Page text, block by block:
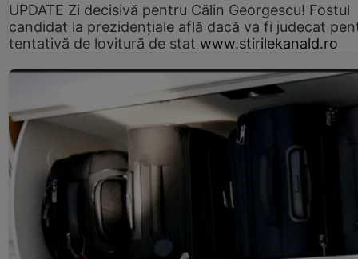
UPDATE Zi decisivă pentru Călin Georgescu! Fostul
candidat la prezidențiale află dacă va fi judecat
tentativă de lovitură de stat www.stirilekanald.ro